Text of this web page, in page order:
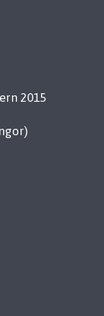
2015